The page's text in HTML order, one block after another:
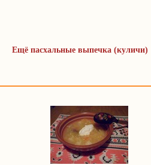
Ещё пасхальные выпечка (куличи)